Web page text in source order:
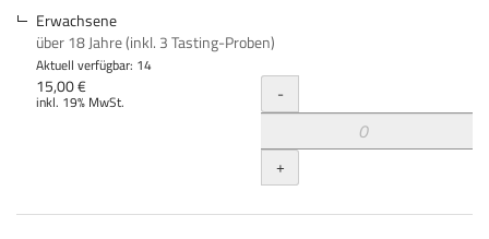
Erwachsene
über 18 Jahre (inkl. 3 Tasting-Proben)
Aktuell verfügbar: 14
15,00 €
inkl. 19% MwSt. Menge
-
+